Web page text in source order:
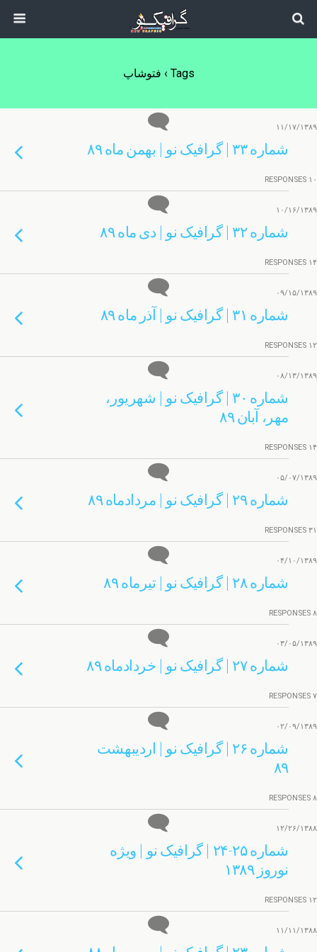
Tags › فتوشاپ
۱۱/۱۷/۱۳۸۹
شماره ۳۳ | گرافیک نو | بهمن ماه ۸۹
۱۰ RESPONSES
۱۰/۱۶/۱۳۸۹
شماره ۳۲ | گرافیک نو | دی ماه ۸۹
۱۴ RESPONSES
۰۹/۱۵/۱۳۸۹
شماره ۳۱ | گرافیک نو | آذر ماه ۸۹
۱۲ RESPONSES
۰۸/۱۳/۱۳۸۹
شماره ۳۰ | گرافیک نو | شهریور،
مهر، آبان ۸۹
۱۴ RESPONSES
۰۵/۰۷/۱۳۸۹
شماره ۲۹ | گرافیک نو | مردادماه ۸۹
۳۱ RESPONSES
۰۴/۱۰/۱۳۸۹
شماره ۲۸ | گرافیک نو | تیرماه ۸۹
۸ RESPONSES
۰۳/۰۵/۱۳۸۹
شماره ۲۷ | گرافیک نو | خردادماه ۸۹
۷ RESPONSES
۰۲/۰۹/۱۳۸۹
شماره ۲۶ | گرافیک نو | اردیبهشت
۸۹
۸ RESPONSES
۱۲/۲۶/۱۳۸۸
شماره ۲۵-۲۴ | گرافیک نو | ویژه
نوروز ۱۳۸۹
۱۲ RESPONSES
۱۱/۱۱/۱۳۸۸